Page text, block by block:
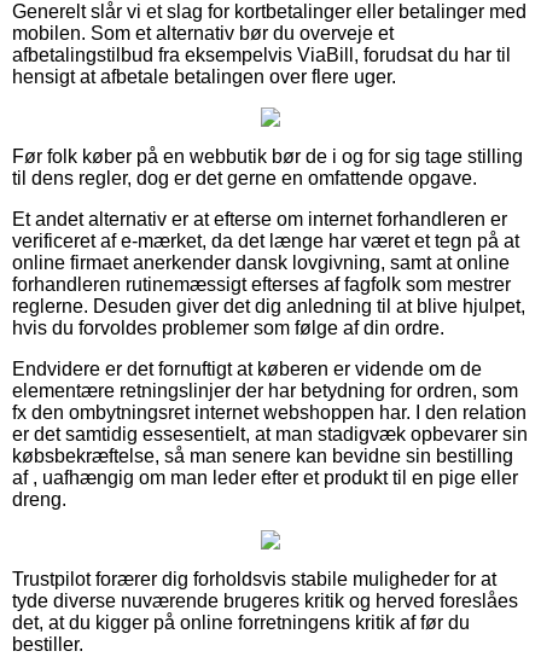
Generelt slår vi et slag for kortbetalinger eller betalinger med
mobilen. Som et alternativ bør du overveje et
afbetalingstilbud fra eksempelvis ViaBill, forudsat du har til
hensigt at afbetale betalingen over flere uger.
Før folk køber på en webbutik bør de i og for sig tage stilling
til dens regler, dog er det gerne en omfattende opgave.
Et andet alternativ er at efterse om internet forhandleren er
verificeret af e-mærket, da det længe har været et tegn på at
online firmaet anerkender dansk lovgivning, samt at online
forhandleren rutinemæssigt efterses af fagfolk som mestrer
reglerne. Desuden giver det dig anledning til at blive hjulpet,
hvis du forvoldes problemer som følge af din ordre.
Endvidere er det fornuftigt at køberen er vidende om de
elementære retningslinjer der har betydning for ordren, som
fx den ombytningsret internet webshoppen har. I den relation
er det samtidig essesentielt, at man stadigvæk opbevarer sin
købsbekræftelse, så man senere kan bevidne sin bestilling
af , uafhængig om man leder efter et produkt til en pige eller
dreng.
Trustpilot forærer dig forholdsvis stabile muligheder for at
tyde diverse nuværende brugeres kritik og herved foreslåes
det, at du kigger på online forretningens kritik af før du
bestiller.